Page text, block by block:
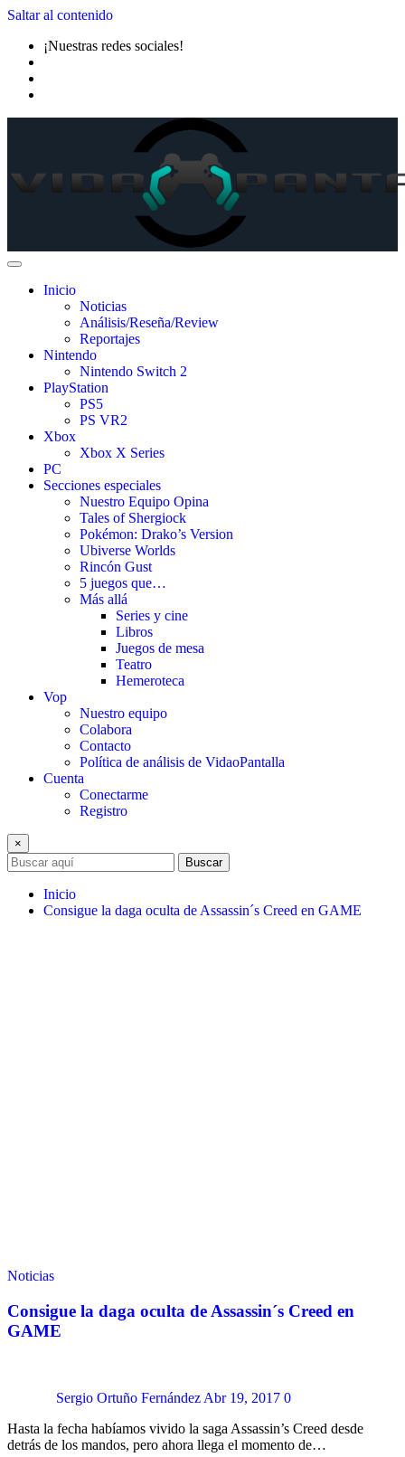
Saltar al contenido
¡Nuestras redes sociales!
Inicio
Noticias
Análisis/Reseña/Review
Reportajes
Nintendo
Nintendo Switch 2
PlayStation
PS5
PS VR2
Xbox
Xbox X Series
PC
Secciones especiales
Nuestro Equipo Opina
Tales of Shergiock
Pokémon: Drako’s Version
Ubiverse Worlds
Rincón Gust
5 juegos que…
Más allá
Series y cine
Libros
Juegos de mesa
Teatro
Hemeroteca
Vop
Nuestro equipo
Colabora
Contacto
Política de análisis de VidaoPantalla
Cuenta
Conectarme
Registro
×
Buscar
Inicio
Consigue la daga oculta de Assassin´s Creed en GAME
Noticias
Consigue la daga oculta de Assassin´s Creed en
GAME
Sergio Ortuño FernándezAbr 19, 2017 0
Hasta la fecha habíamos vivido la saga Assassin’s Creed desde
detrás de los mandos, pero ahora llega el momento de…